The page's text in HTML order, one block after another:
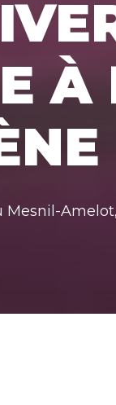
Mesnil-